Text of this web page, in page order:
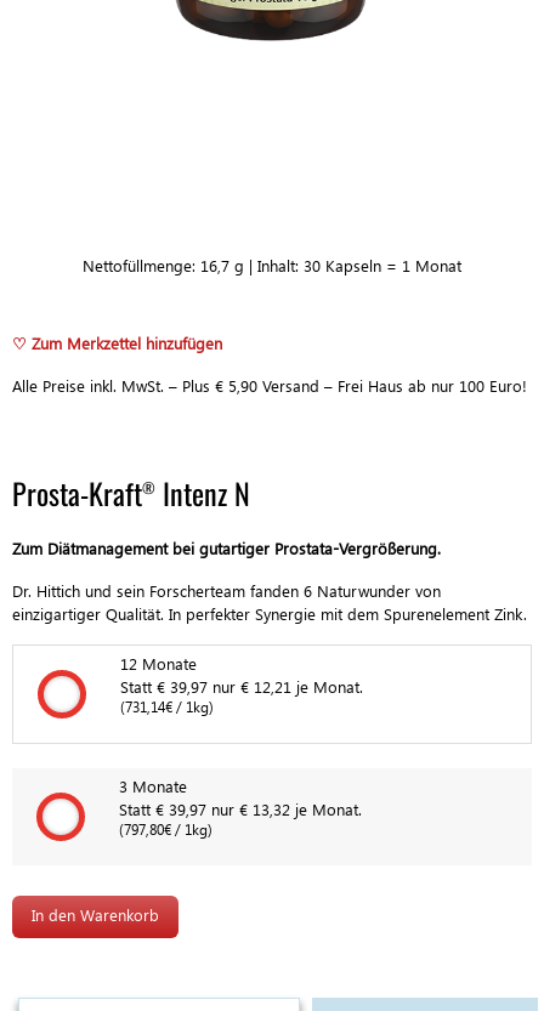
Nettofüllmenge: 16,7 g | Inhalt: 30 Kapseln = 1 Monat
♡ Zum Merkzettel hinzufügen
Alle Preise inkl. MwSt. – Plus € 5,90 Versand – Frei Haus ab nur 100 Euro!
Prosta-Kraft® Intenz N
Zum Diätmanagement bei gutartiger Prostata-Vergrößerung.
Dr. Hittich und sein Forscherteam fanden 6 Naturwunder von
einzigartiger Qualität. In perfekter Synergie mit dem Spurenelement Zink.
12 Monate
12 Monate
Statt € 39,97 nur € 12,21 je Monat.
(731,14€ / 1kg)
3 Monate
3 Monate
Statt € 39,97 nur € 13,32 je Monat.
(797,80€ / 1kg)